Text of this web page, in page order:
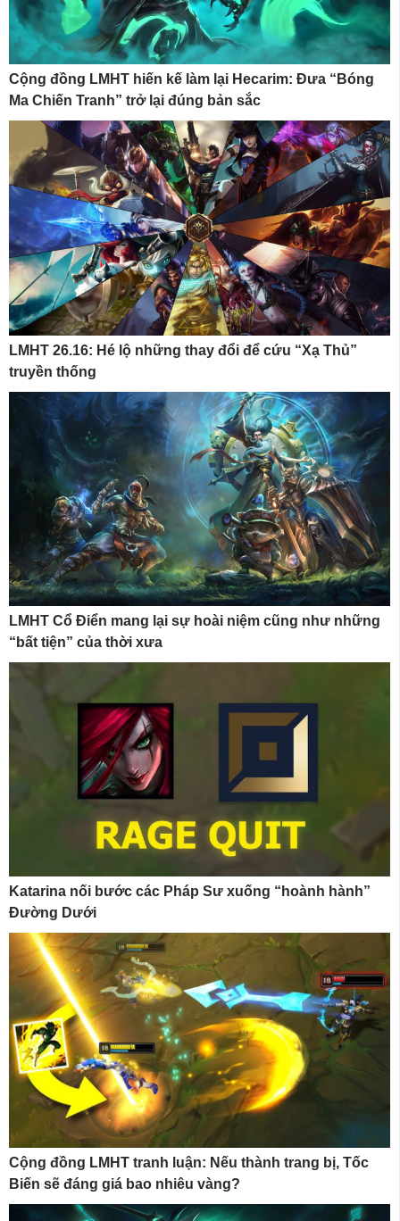
Cộng đồng LMHT hiến kế làm lại Hecarim: Đưa “Bóng
Ma Chiến Tranh” trở lại đúng bản sắc
LMHT 26.16: Hé lộ những thay đổi để cứu “Xạ Thủ”
truyền thống
LMHT Cổ Điển mang lại sự hoài niệm cũng như những
“bất tiện” của thời xưa
Katarina nối bước các Pháp Sư xuống “hoành hành”
Đường Dưới
Cộng đồng LMHT tranh luận: Nếu thành trang bị, Tốc
Biến sẽ đáng giá bao nhiêu vàng?